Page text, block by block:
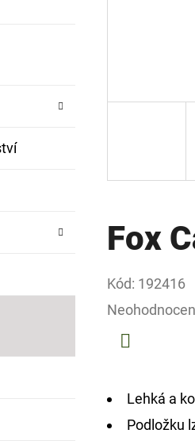
Fox
Kód: 192416
Průměrné
hodnocení
Lehká a
Podložku